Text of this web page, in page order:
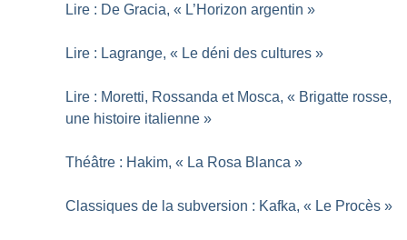
Lire : De Gracia, « L’Horizon argentin »
Lire : Lagrange, « Le déni des cultures »
Lire : Moretti, Rossanda et Mosca, « Brigatte rosse,
une histoire italienne »
Théâtre : Hakim, « La Rosa Blanca »
Classiques de la subversion : Kafka, « Le Procès »